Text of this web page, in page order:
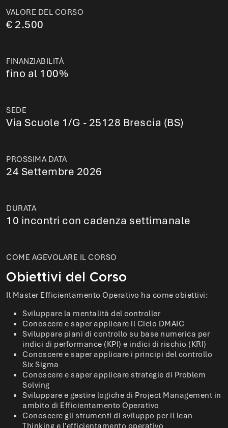
VALORE DEL CORSO
€ 2.500
FINANZIABILITÀ
fino al 100%
SEDE
Via Scuole 1/G - 25128 Brescia (BS)
PROSSIMA DATA
24 Settembre 2026
DURATA
10 incontri con cadenza settimanale
COME AGEVOLARE IL CORSO
Obiettivi del Corso
Il Master Efficientamento Operativo ha come obiettivi:
Sviluppare la mentalità del controller
Conoscere e saper applicare il Ciclo DMAIC
Sviluppare piani di controllo su base numerica per
indici di performance (KPI) e indici di rischio (KRI)
Conoscere e saper applicare i principi del controllo
Six Sigma
Conoscere e saper applicare strategie di Problem
Solving
Sviluppare e gestire logiche di Project Management in
ambito di Efficientamento Operativo
Conoscere gli strumenti di sviluppo per il lean
Thinking e l'efficientamento operativo